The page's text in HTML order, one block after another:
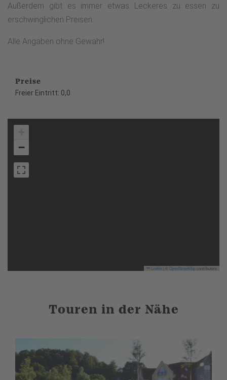
Außerdem gibt es immer etwas Leckeres zu essen zu
erschwinglichen Preisen.
Alle Angaben ohne Gewähr!
Preise
Freier Eintritt: 0,0
−
Leaflet OpenStreetMapcontributors
Touren in der Nähe